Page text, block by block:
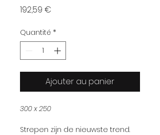
192,59 €
Quantité *
Ajouter au panier
300 x 250
Strepen zijn de nieuwste trend.